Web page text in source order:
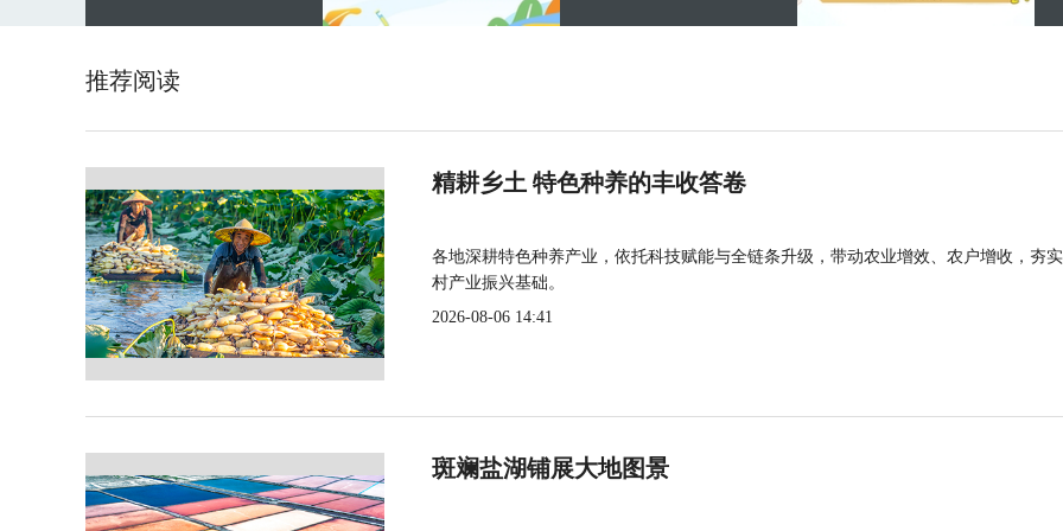
推荐阅读
精耕乡土 特色种养的丰收答卷
各地深耕特色种养产业，依托科技赋能与全链条升级，带动农业增效、农户增收，夯
村产业振兴基础。
2026-08-06 14:41
斑斓盐湖铺展大地图景